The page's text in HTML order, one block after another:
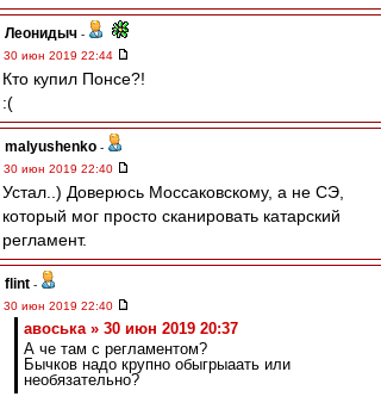
Леонидыч -
30 июн 2019 22:44
Кто купил Понсе?!
:(
malyushenko -
30 июн 2019 22:40
Устал..) Доверюсь Моссаковскому, а не СЭ,
который мог просто сканировать катарский
регламент.
flint -
30 июн 2019 22:40
авоська » 30 июн 2019 20:37
А че там с регламентом?
Бычков надо крупно обыгрыаать или
необязательно?